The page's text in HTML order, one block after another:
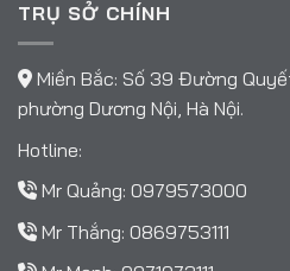
TRỤ SỞ CHÍNH
Miền Bắc: Số 39 Đường
phường Dương Nội, Hà Nội.
Hotline:
Mr Quảng: 0979573000
Mr Thắng: 0869753111